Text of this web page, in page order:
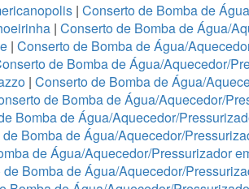
| Conserto de Bomba de
| Conserto de Bomba de Água/
| Conserto de Bomba de Água/
de Bomba de Água/Aquecedor/
| Conserto de Bomba de Água/
de Bomba de Água/Aquecedor/
Bomba de Água/Aquecedor/
Bomba de Água/Aquecedor/
de Água/Aquecedor/Pressurizador
Bomba de Água/Aquecedor/